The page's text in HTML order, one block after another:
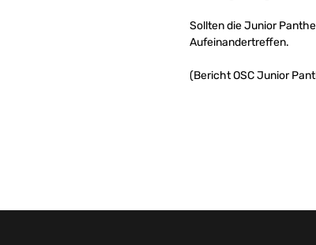
Sollten die Junior
Aufeinandertreffen.
(Bericht OSC Junior